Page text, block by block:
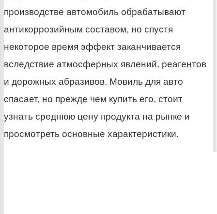
производстве автомобиль обрабатывают
антикоррозийным составом, но спустя
некоторое время эффект заканчивается
вследствие атмосферных явлений, реагентов
и дорожных абразивов. Мовиль для авто
спасает, но прежде чем купить его, стоит
узнать среднюю цену продукта на рынке и
просмотреть основные характеристики.